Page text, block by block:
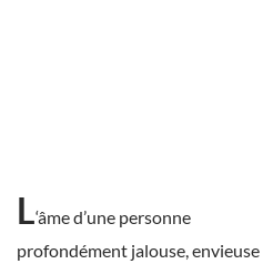
L‘âme d’une personne
profondément jalouse, envieuse